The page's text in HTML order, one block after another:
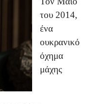
του 2014,
ένα
ουκρανικό
όχημα
μάχης